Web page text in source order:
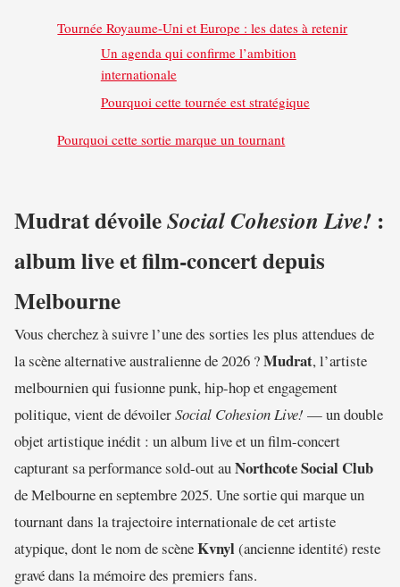
Tournée Royaume-Uni et Europe : les dates à retenir
Un agenda qui confirme l’ambition
internationale
Pourquoi cette tournée est stratégique
Pourquoi cette sortie marque un tournant
Mudrat dévoileSocial Cohesion Live! :
album live et film-concert depuis
Melbourne
Vous cherchez à suivre l’une des sorties les plus attendues de
la scène alternative australienne de 2026 ?Mudrat, l’artiste
melbournien qui fusionne punk, hip-hop et engagement
politique, vient de dévoilerSocial Cohesion Live! — un double
objet artistique inédit : un album live et un film-concert
capturant sa performance sold-out auNorthcote Social Club
de Melbourne en septembre 2025. Une sortie qui marque un
tournant dans la trajectoire internationale de cet artiste
atypique, dont le nom de scèneKvnyl(ancienne identité) reste
gravé dans la mémoire des premiers fans.